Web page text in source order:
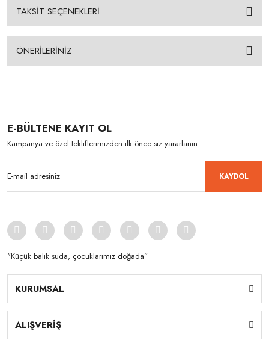
TAKSİT SEÇENEKLERİ
ÖNERİLERİNİZ
E-BÜLTENE KAYIT OL
Kampanya ve özel tekliflerimizden ilk önce siz yararlanın.
KAYDOL
"Küçük balık suda, çocuklarımız doğada”
KURUMSAL
ALIŞVERİŞ